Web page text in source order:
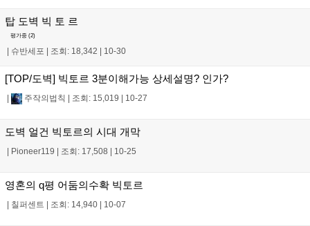
탑 도벽 빅 토 르
평가중 (2)
슈반세포 조회: 18,342 10-30
[TOP/도벽] 빅토르 3분이해가능 상세설명? 인가?
주작의법칙 조회: 15,019 10-27
도벽 얼건 빅토르의 시대 개막
Pioneer119 조회: 17,508 10-25
영혼의 q평 어둠의수확 빅토르
칠퍼센트 조회: 14,940 10-07